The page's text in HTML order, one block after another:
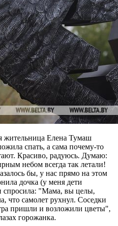
жительница Елена Тумаш
спать, а сама почему-то
Красиво, радуюсь. Думаю:
небом всегда так летали!
бы, у нас прямо на этом
дочка (у меня дети
спросила: "Мама, вы целы,
что самолет рухнул. Соседки
пришли и возложили цветы",
горожанка.